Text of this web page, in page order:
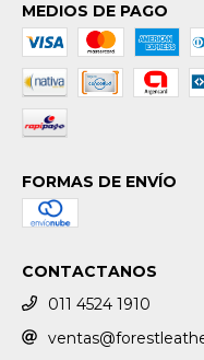
MEDIOS DE PAGO
FORMAS DE ENVÍO
CONTACTANOS
011 4524 1910